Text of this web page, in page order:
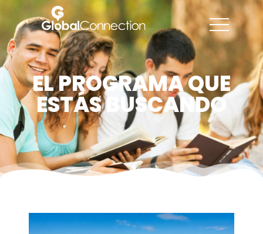
EL PROGRAMA QUE
ESTÁS BUSCANDO